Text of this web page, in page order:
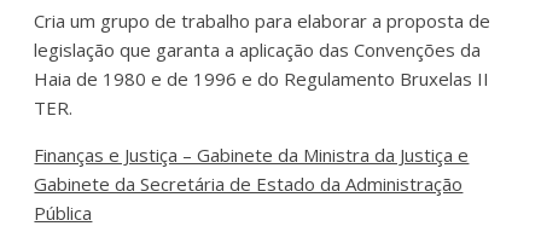
Cria um grupo de trabalho para elaborar a proposta de
legislação que garanta a aplicação das Convenções da
Haia de 1980 e de 1996 e do Regulamento Bruxelas II
TER.
Finanças e Justiça – Gabinete da Ministra da Justiça e
Gabinete da Secretária de Estado da Administração
Pública